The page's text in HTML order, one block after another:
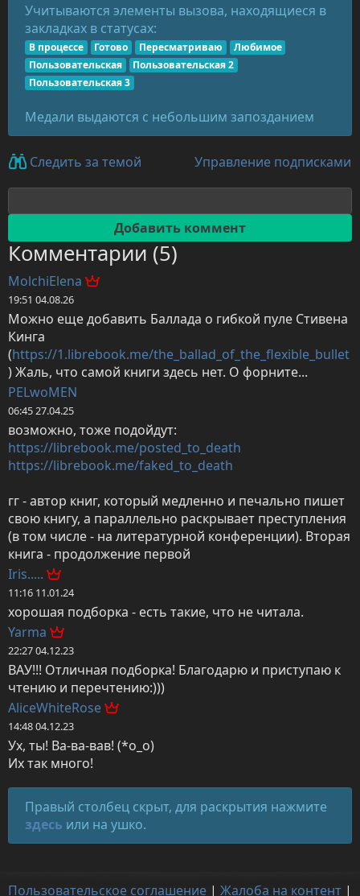
Учитываются элементы вызова, находящиеся в
закладках в статусах:
В процессе Готово Пересматриваю
Любимое
Пользовательская
Пользовательская 2
Пользовательская 3
Медали выдаются с небольшим запозданием
Следить за темой Управление подписками
Комментарии (5)
MolchiElena
19:51 04.08.26
Можно еще добавить Баллада о гибкой пуле Стивена
Кинга
(https://1.librebook.me/the_ballad_of_the_flexible_bullet
) Жаль, что самой книги здесь нет. О форните...
PELwoMEN
06:45 27.04.25
https://librebook.me/posted_to_death
https://librebook.me/faked_to_death
гг - автор книг, который медленно и печально пишет
свою книгу, а параллельно раскрывает преступления
(в том числе - на литературной конференции). Вторая
книга - продолжение первой
Iris.....
11:16 11.01.24
хорошая подборка - есть такие, что не читала.
Yarma
22:27 04.12.23
ВАУ!!! Отличная подборка! Благодарю и приступаю к
чтению и перечтению:)))
AliceWhiteRose
14:48 04.12.23
Ух, ты! Ва-ва-вав! (*о_о)
Их так много!
Правый столбец скрыт, для раскрытия нажмите
здесь или на ушко.
Пользовательское соглашение | Жалоба на контент |